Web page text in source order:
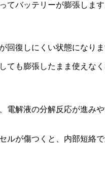
てバッテリーが膨張します
復しにくい状態になり
も膨張したまま使えな
解液の分解反応が進み
ルが傷つくと、内部短